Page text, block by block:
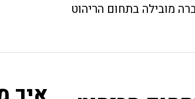
מובילה בתחום הריהוט